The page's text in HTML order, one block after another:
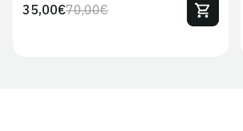
Preço
70,00€Preço
35,00€